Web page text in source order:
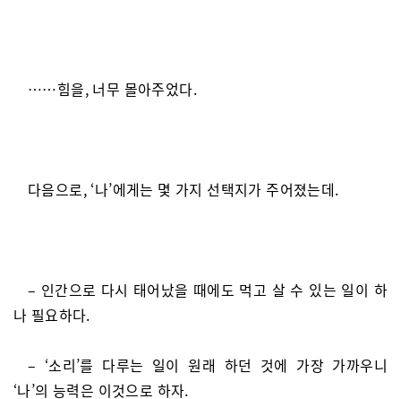
……힘을, 너무 몰아주었다.
다음으로, ‘나’에게는 몇 가지 선택지가 주어졌는데.
– 인간으로 다시 태어났을 때에도 먹고 살 수 있는 일이 하
나 필요하다.
– ‘소리’를 다루는 일이 원래 하던 것에 가장 가까우니
‘나’의 능력은 이것으로 하자.